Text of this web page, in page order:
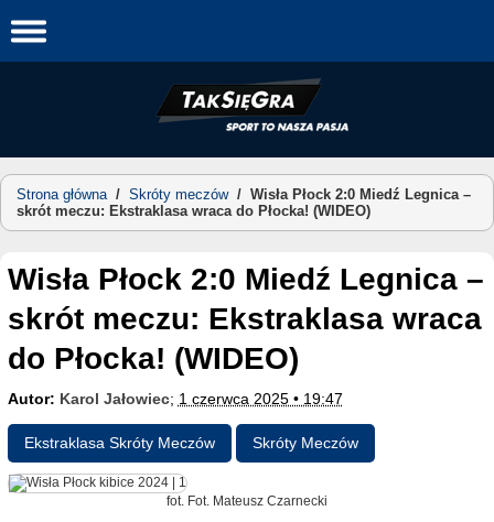
to
Strona główna/ Skróty meczów/ Wisła Płock 2:0 Miedź Legnica –
skrót meczu: Ekstraklasa wraca do Płocka! (WIDEO)
Wisła Płock 2:0 Miedź Legnica –
skrót meczu: Ekstraklasa wraca
do Płocka! (WIDEO)
Autor: Karol Jałowiec; 1 czerwca 2025 • 19:47
Ekstraklasa Skróty Meczów Skróty Meczów
fot. Fot. Mateusz Czarnecki